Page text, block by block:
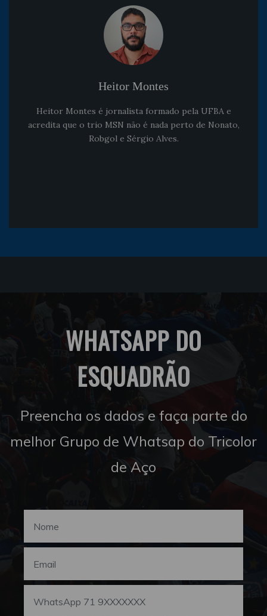
Heitor Montes
Heitor Montes é jornalista formado pela UFBA e
acredita que o trio MSN não é nada perto de Nonato,
Robgol e Sérgio Alves.
WHATSAPP DO
ESQUADRÃO
Preencha os dados e faça parte do
melhor Grupo de Whatsap do Tricolor
de Aço